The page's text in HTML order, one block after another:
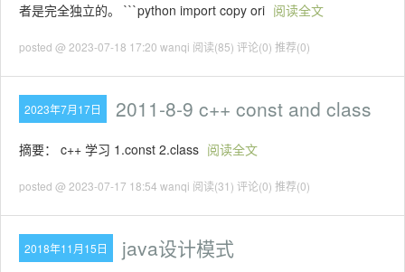
者是完全独立的。 ```python import copy ori 阅读全文
posted @ 2023-07-18 17:20 wanqi 阅读(85) 评论(0) 推荐(0)
2023年7月17日 2011-8-9 c++ const and class
摘要： c++ 学习 1.const 2.class 阅读全文
posted @ 2023-07-17 18:54 wanqi 阅读(31) 评论(0) 推荐(0)
2018年11月15日 java设计模式